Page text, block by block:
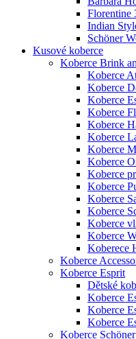
Florentine
Indian
Schöner
Kusové koberce
Koberce Brink
Koberce
Koberce
Koberce
Koberce
Koberce
Koberce
Koberce
Koberce
Koberce
Koberce
Koberce
Koberce
Koberce
Koberce
Koberece
Koberce
Koberce Esprit
Dětské
Koberce
Koberce
Koberce
Koberce